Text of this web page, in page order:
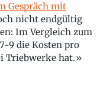
Gespräch mit
nicht endgültig
Im Vergleich zum
9 die Kosten pro
Triebwerke hat.»